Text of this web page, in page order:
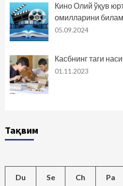
Кино Олий ўқув
омилларини
05.09.2024
Касбнинг таги
01.11.2023
Тақвим
Du Se Ch Pa